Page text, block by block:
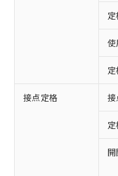
使
接点定格 接
開
ご利用
以下の条件
ご利用くだ
本サ
商品
(税抜)
当社
対応予定：
有に対応し
対応予定な
非含有に非
調査・確認
非含有の対
非該当品：
害物質有無
仕入先様の
「○」：最
基準値以下
「×」：最